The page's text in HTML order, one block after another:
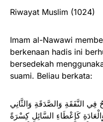
Riwayat Muslim (1024)
Imam al-Nawawi
berkenaan hadis ini
bersedekah
suami. Beliau berkata:
فِي النَّفَقَةِ وَالصَّدَقَةِ وَالثَّانِي
كَإِعْطَاءِ السَّائِلِ كِسْرَةً